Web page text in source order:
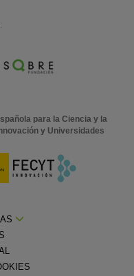
para la Ciencia y la
y Universidades